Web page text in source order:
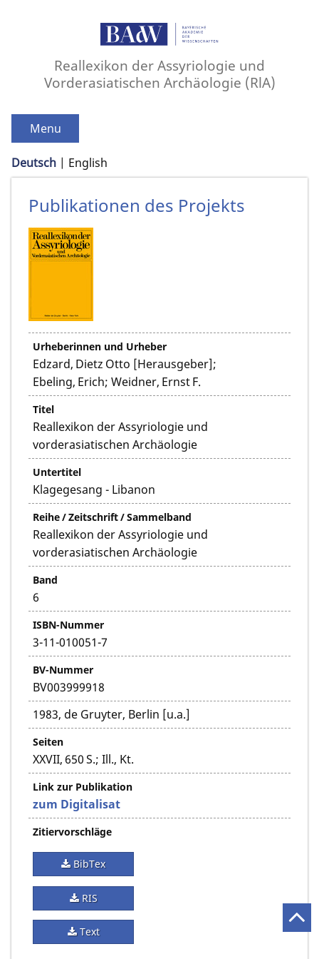
Reallexikon der Assyriologie und
Vorderasiatischen Archäologie (RlA)
Menu
Deutsch English
Publikationen des Projekts
Urheberinnen und Urheber
Edzard, Dietz Otto [Herausgeber];
Ebeling, Erich; Weidner, Ernst F.
Titel
Reallexikon der Assyriologie und
vorderasiatischen Archäologie
Untertitel
Klagegesang - Libanon
Reihe / Zeitschrift / Sammelband
Reallexikon der Assyriologie und
vorderasiatischen Archäologie
Band
6
ISBN-Nummer
3-11-010051-7
BV-Nummer
BV003999918
1983, de Gruyter, Berlin [u.a.]
Seiten
XXVII, 650 S.; Ill., Kt.
Link zur Publikation
zum Digitalisat
Zitiervorschläge
BibTex
RIS
Text